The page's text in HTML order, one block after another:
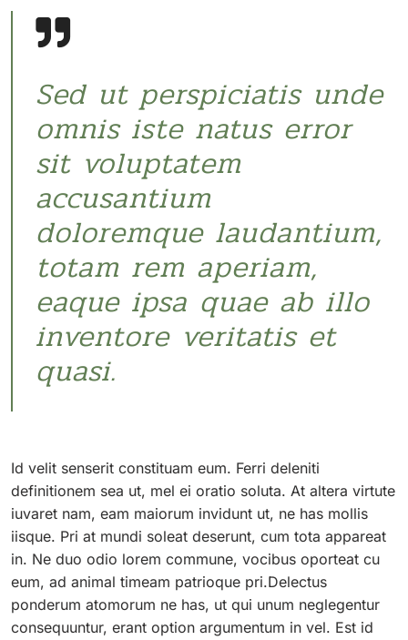
Sed ut perspiciatis unde
omnis iste natus error
sit voluptatem
accusantium
doloremque laudantium,
totam rem aperiam,
eaque ipsa quae ab illo
inventore veritatis et
quasi.
Id velit senserit constituam eum. Ferri deleniti
definitionem sea ut, mel ei oratio soluta. At altera virtute
iuvaret nam, eam maiorum invidunt ut, ne has mollis
iisque. Pri at mundi soleat deserunt, cum tota appareat
in. Ne duo odio lorem commune, vocibus oporteat cu
eum, ad animal timeam patrioque pri.Delectus
ponderum atomorum ne has, ut qui unum neglegentur
consequuntur, erant option argumentum in vel. Est id